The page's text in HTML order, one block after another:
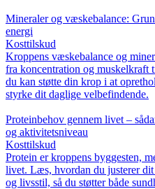
Mineraler og væskebalance:
energi
Kosttilskud
Kroppens væskebalance og
fra koncentration og
du kan støtte din krop i at
styrke dit daglige velbefindende.
Proteinbehov gennem livet –
og aktivitetsniveau
Kosttilskud
Protein er kroppens byggesten,
livet. Læs, hvordan du justerer
og livsstil, så du støtter både